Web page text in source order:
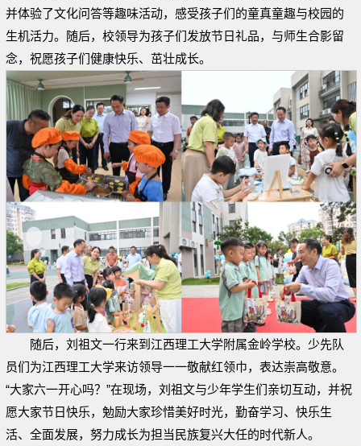
并体验了文化问答等趣味活动，感受孩子们的童真童趣与校园的
生机活力。随后，校领导为孩子们发放节日礼品，与师生合影留
念，祝愿孩子们健康快乐、茁壮成长。
随后，刘祖文一行来到江西理工大学附属金岭学校。少先队
员们为江西理工大学来访领导一一敬献红领巾，表达崇高敬意。
“大家六一开心吗？”在现场，刘祖文与少年学生们亲切互动，并祝
愿大家节日快乐，勉励大家珍惜美好时光，勤奋学习、快乐生
活、全面发展，努力成长为担当民族复兴大任的时代新人。